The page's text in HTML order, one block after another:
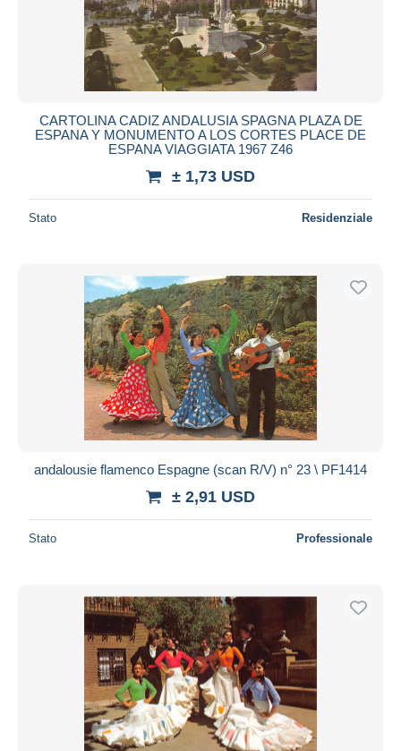
CARTOLINA CADIZ ANDALUSIA SPAGNA PLAZA DE
ESPANA Y MONUMENTO A LOS CORTES PLACE DE
ESPANA VIAGGIATA 1967 Z46
± 1,73 USD
Stato Residenziale
andalousie flamenco Espagne (scan R/V) n° 23 \ PF1414
± 2,91 USD
Stato Professionale